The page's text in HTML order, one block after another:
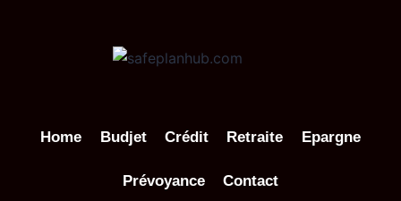
Home Budjet Crédit Retraite Epargne
Prévoyance Contact